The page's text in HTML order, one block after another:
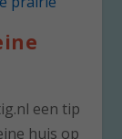
een tip
huis op